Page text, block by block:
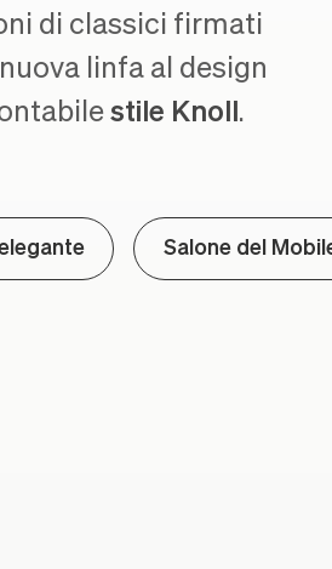
di classici firmati
linfa al design
stile Knoll .
Salone del